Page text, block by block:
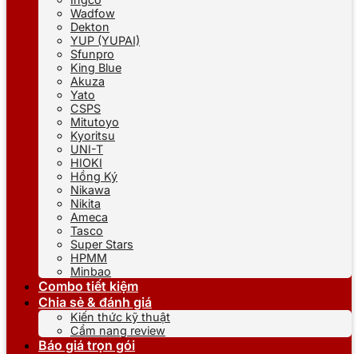
Wadfow
Dekton
YUP (YUPAI)
Sfunpro
King Blue
Akuza
Yato
CSPS
Mitutoyo
Kyoritsu
UNI-T
HIOKI
Hồng Ký
Nikawa
Nikita
Ameca
Tasco
Super Stars
HPMM
Minbao
Combo tiết kiệm
Chia sẻ & đánh giá
Kiến thức kỹ thuật
Cẩm nang review
Báo giá trọn gói